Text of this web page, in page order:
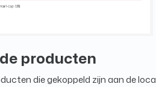
producten
die gekoppeld zijn aan de